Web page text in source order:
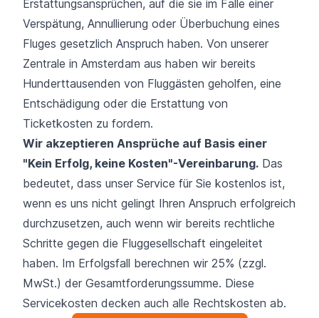
Erstattungsansprüchen, auf die sie im Falle einer
Verspätung, Annullierung oder Überbuchung eines
Fluges gesetzlich Anspruch haben. Von unserer
Zentrale in Amsterdam aus haben wir bereits
Hunderttausenden von Fluggästen geholfen, eine
Entschädigung oder die Erstattung von
Ticketkosten zu fordern.
Wir akzeptieren Ansprüche auf Basis einer
"Kein Erfolg, keine Kosten"-Vereinbarung. Das
bedeutet, dass unser Service für Sie kostenlos ist,
wenn es uns nicht gelingt Ihren Anspruch erfolgreich
durchzusetzen, auch wenn wir bereits rechtliche
Schritte gegen die Fluggesellschaft eingeleitet
haben. Im Erfolgsfall berechnen wir 25% (zzgl.
MwSt.) der Gesamtforderungssumme. Diese
Servicekosten decken auch alle Rechtskosten ab.